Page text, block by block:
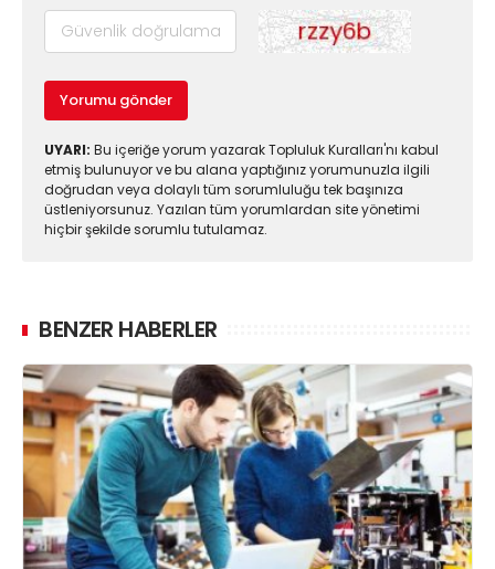
Yorumu gönder
UYARI: Bu içeriğe yorum yazarak Topluluk Kuralları'nı kabul
etmiş bulunuyor ve bu alana yaptığınız yorumunuzla ilgili
doğrudan veya dolaylı tüm sorumluluğu tek başınıza
üstleniyorsunuz. Yazılan tüm yorumlardan site yönetimi
hiçbir şekilde sorumlu tutulamaz.
BENZER HABERLER